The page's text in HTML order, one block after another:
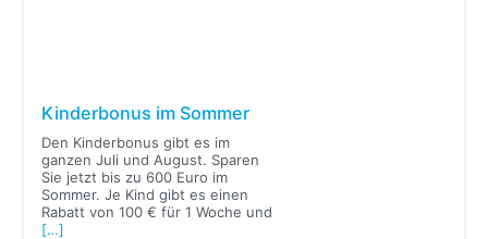
Kinderbonus im Sommer
Den Kinderbonus gibt es im
ganzen Juli und August. Sparen
Sie jetzt bis zu 600 Euro im
Sommer. Je Kind gibt es einen
Rabatt von 100 € für 1 Woche und
[…]